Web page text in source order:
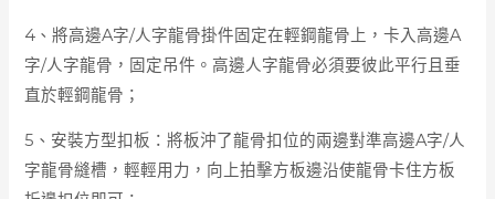
4、將高邊A字/人字龍骨掛件固定在輕鋼龍骨上，卡入高邊A
字/人字龍骨，固定吊件。高邊人字龍骨必須要彼此平行且垂
直於輕鋼龍骨；
5、安裝方型扣板：將板沖了龍骨扣位的兩邊對準高邊A字/人
字龍骨縫槽，輕輕用力，向上拍擊方板邊沿使龍骨卡住方板